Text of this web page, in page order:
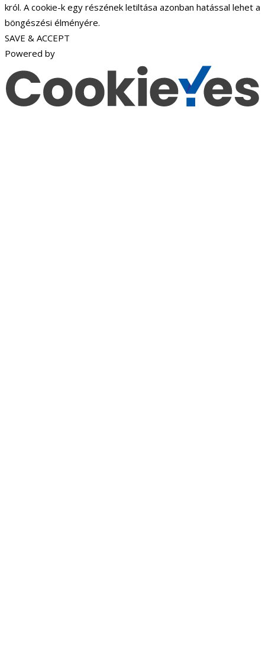
król. A cookie-k egy részének letiltása azonban hatással lehet a
böngészési élményére.
SAVE & ACCEPT
Powered by